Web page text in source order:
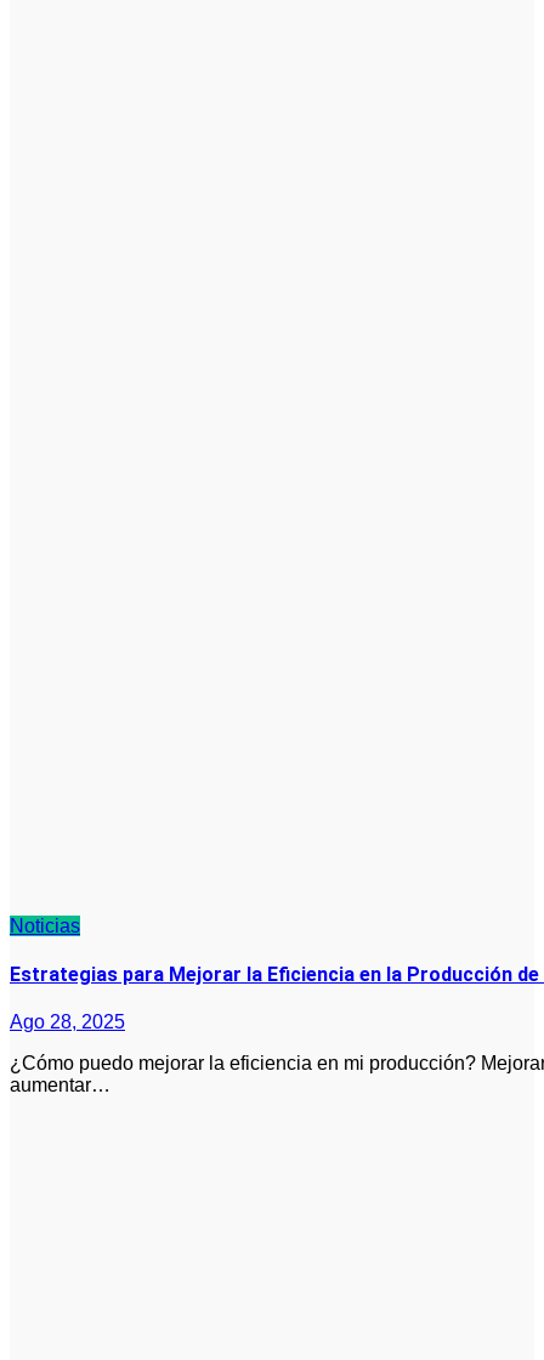
Noticias
Estrategias para Mejorar la Eficiencia en la Producción
Ago 28, 2025
¿Cómo puedo mejorar la eficiencia en mi producción? Mejorar la eficiencia en la producción es clave para
aumentar…